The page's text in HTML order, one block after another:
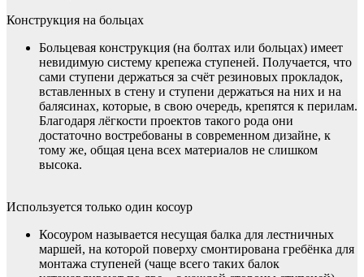
Конструкция на больцах
Больцевая конструкция (на болтах или больцах) имеет
невидимую систему крепежа ступеней. Получается, что
сами ступени держаться за счёт резиновых прокладок,
вставленных в стену и ступени держаться на них и на
балясинах, которые, в свою очередь, крепятся к перилам.
Благодаря лёгкости проектов такого рода они
достаточно востребованы в современном дизайне, к
тому же, общая цена всех материалов не слишком
высока.
Используется только один косоур
Косоуром называется несущая балка для лестничных
маршей, на которой поверху смонтирована гребёнка для
монтажа ступеней (чаще всего таких балок